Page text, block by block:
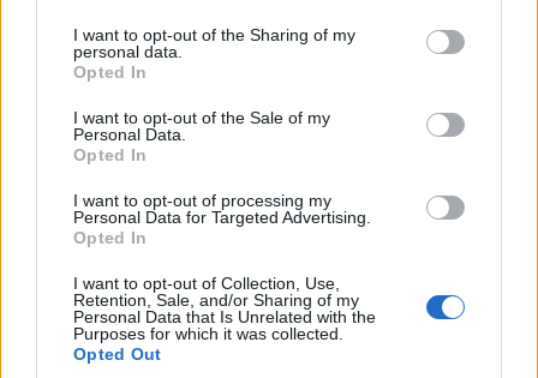
I want to opt-out of the Sharing of my
personal data.
Opted In
I want to opt-out of the Sale of my
Personal Data.
Opted In
I want to opt-out of processing my
Personal Data for Targeted Advertising.
Opted In
I want to opt-out of Collection, Use,
Retention, Sale, and/or Sharing of my
Personal Data that Is Unrelated with the
Purposes for which it was collected.
Opted Out
Η Chery επενδύει 75 εκατ. δολάρια στην KG Mobility
Το FIAT 500 Hybrid τώρα από
18.990 ευρώ
Ατρόμητος και Novibet
2028
18η συνεχόμενη χρονιά για τον ΟΤΕ στη διεθνή σειρά δεικτών
FTSE4Good